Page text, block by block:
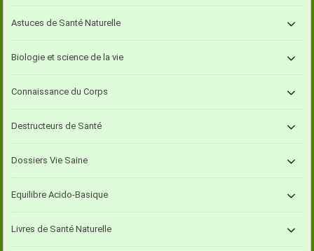
Astuces de Santé Naturelle
Biologie et science de la vie
Connaissance du Corps
Destructeurs de Santé
Dossiers Vie Saine
Equilibre Acido-Basique
Livres de Santé Naturelle